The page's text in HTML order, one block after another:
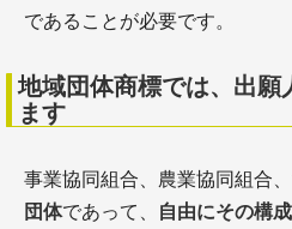
であることが必要です。
地域団体商標では、出願
ます
事業協同組合、農業協同組合
団体であって、 自由にその構